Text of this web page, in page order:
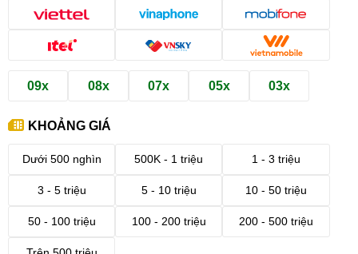
09x 08x 07x 05x 03x
KHOẢNG GIÁ
Dưới 500 nghìn 500K - 1 triệu 1 - 3 triệu
3 - 5 triệu 5 - 10 triệu 10 - 50 triệu
50 - 100 triệu 100 - 200 triệu 200 - 500 triệu